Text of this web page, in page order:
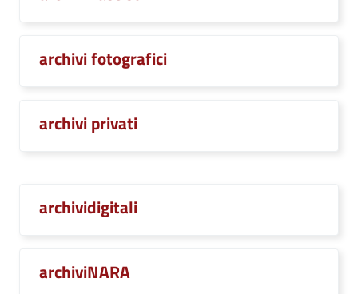
archivi fotografici
archivi privati
archividigitali
archiviNARA